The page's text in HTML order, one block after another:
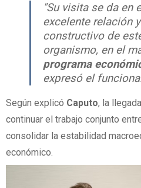
"Su visita se da en
excelente relación
constructivo de
organismo, en el
programa
expresó el
Según explicó Caputo, la
continuar el trabajo conjunto
consolidar la estabilidad
económico.